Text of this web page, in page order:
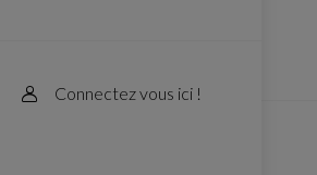
Connectez vous ici !